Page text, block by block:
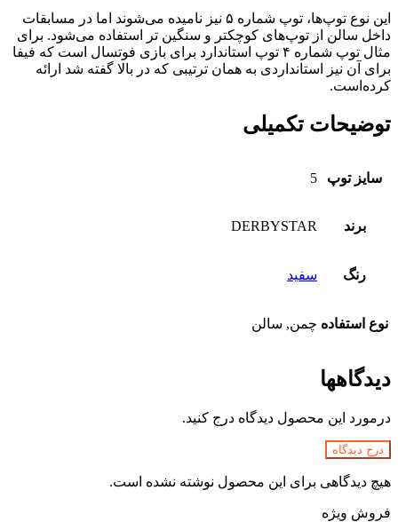
این نوع توپ‌ها، توپ شماره ۵ نیز نامیده می‌شوند اما در مسابقات
داخل سالن از توپ‌های کوچکتر و سنگین تر استفاده می‌شود. برای
مثال توپ شماره ۴ توپ استاندارد برای بازی فوتسال است که فیفا
برای آن نیز استانداردی به همان ترتیبی که در بالا گفته شد ارائه
کرده‌است.
توضیحات تکمیلی
سایز توپ 5
برند DERBYSTAR
رنگ سفید
نوع استفاده چمن, سالن
دیدگاهها
درمورد این محصول دیدگاه درج کنید.
درج دیدگاه
هیچ دیدگاهی برای این محصول نوشته نشده است.
فروش ویژه